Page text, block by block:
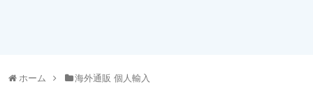
ホーム 海外通販 個人輸入